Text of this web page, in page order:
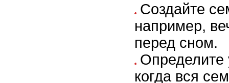
Создайте
например,
перед сном.
Определите
когда вся